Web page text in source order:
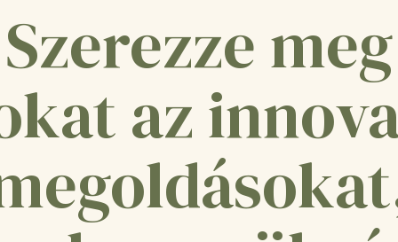
Szerezze meg
az